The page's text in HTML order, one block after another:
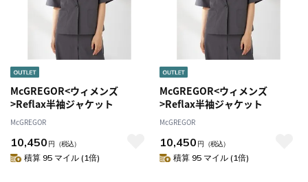
McGREGOR<ウィメンズ
>Reflax半袖ジャケット
McGREGOR
10,450 円 （税込）
積算 95 マイル (1倍)
McGREGOR<ウィメンズ
>Reflax半袖ジャケット
McGREGOR
10,450 円 （税込）
積算 95 マイル (1倍)